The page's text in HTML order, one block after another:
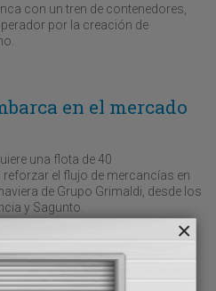
con un tren de contenedores,
por la creación de
en el mercado
una flota de 40
el flujo de mercancías en
de Grupo Grimaldi, desde los
y Sagunto.
del remolque